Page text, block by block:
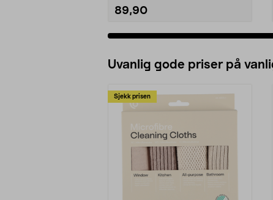
89,90
Uvanlig gode priser på
Sjekk prisen